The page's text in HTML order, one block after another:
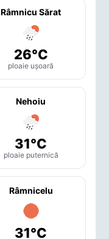
Râmnicu Sărat
26°C
ploaie ușoară
Nehoiu
31°C
ploaie puternică
Râmnicelu
31°C